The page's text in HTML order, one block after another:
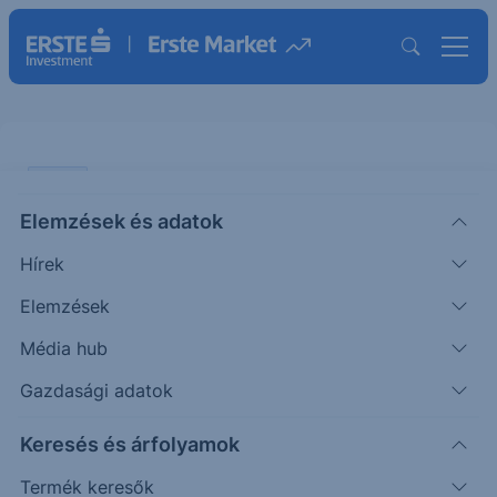
Elemzések és adatok
Hírek
Elemzések
Média hub
Gazdasági adatok
Keresés és árfolyamok
Termék keresők
aminek hatására nőttek az inflációs félelmek a...